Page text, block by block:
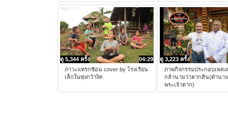
04:29
ดู 5,344 ครั้ง
ภาวะแทรกซ้อน cover by โรงเรียน
เล็กในทุ่งกว้างิท
ดู 3,223 ครั้ง
ภาพกิจกรรมประกอบเพลง
กล้านามว่าตากสิน(ตำนา
พระเจ้าตาก)